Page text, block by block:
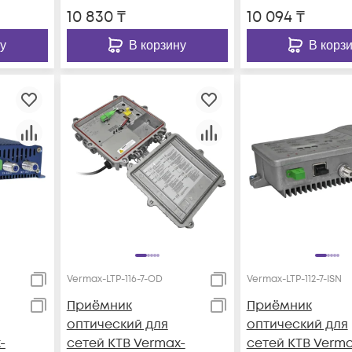
10 830₸
В корзину
10 094₸
В
Vermax-LTP-116-7-OD
Приёмник
оптический для
сетей КТВ Vermax-
Vermax-LTP-112-7-ISN
Приёмник
оптический для
сетей КТВ